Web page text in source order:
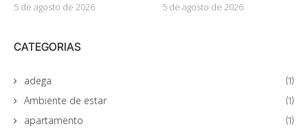
5 de agosto de 2026 5 de agosto de 2026
CATEGORIAS
adega (1)
Ambiente de estar (1)
apartamento (1)